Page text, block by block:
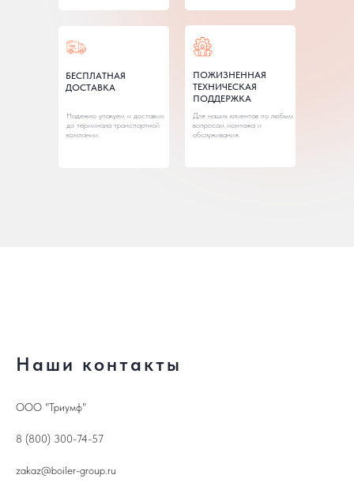
ПОЖИЗНЕННАЯ
ТЕХНИЧЕСКАЯ
ПОДДЕРЖКА
БЕСПЛАТНАЯ
ДОСТАВКА
Для наших клиентов по любым
вопросам монтажа и
обслуживания.
Надежно упакуем и доставим
до терминала транспортной
компании.
Наши контакты
ООО "Триумф"
8 (800) 300-74-57
zakaz@boiler-group.ru